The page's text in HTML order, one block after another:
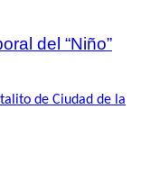
del “Niño”